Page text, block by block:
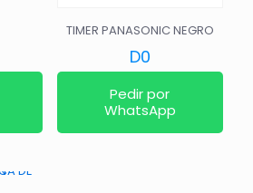
TIMER PANASONIC NEGRO
D0
Pedir por
WhatsApp